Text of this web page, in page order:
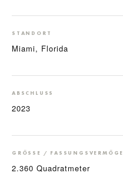
STANDORT
Miami, Florida
ABSCHLUSS
2023
GRÖSSE / FASSUNGSVERMÖGEN
2.360 Quadratmeter